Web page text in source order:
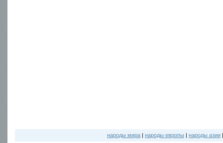
народы мира | народы европы | народы азии